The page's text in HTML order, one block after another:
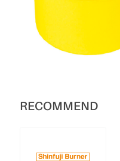
RECOMMEND